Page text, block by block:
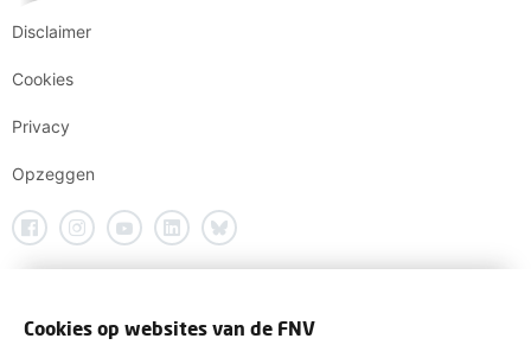
Disclaimer
Cookies
Privacy
Opzeggen
Cookies op websites van de FNV